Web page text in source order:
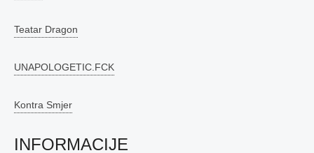
Teatar Dragon
UNAPOLOGETIC.FCK
Kontra Smjer
INFORMACIJE